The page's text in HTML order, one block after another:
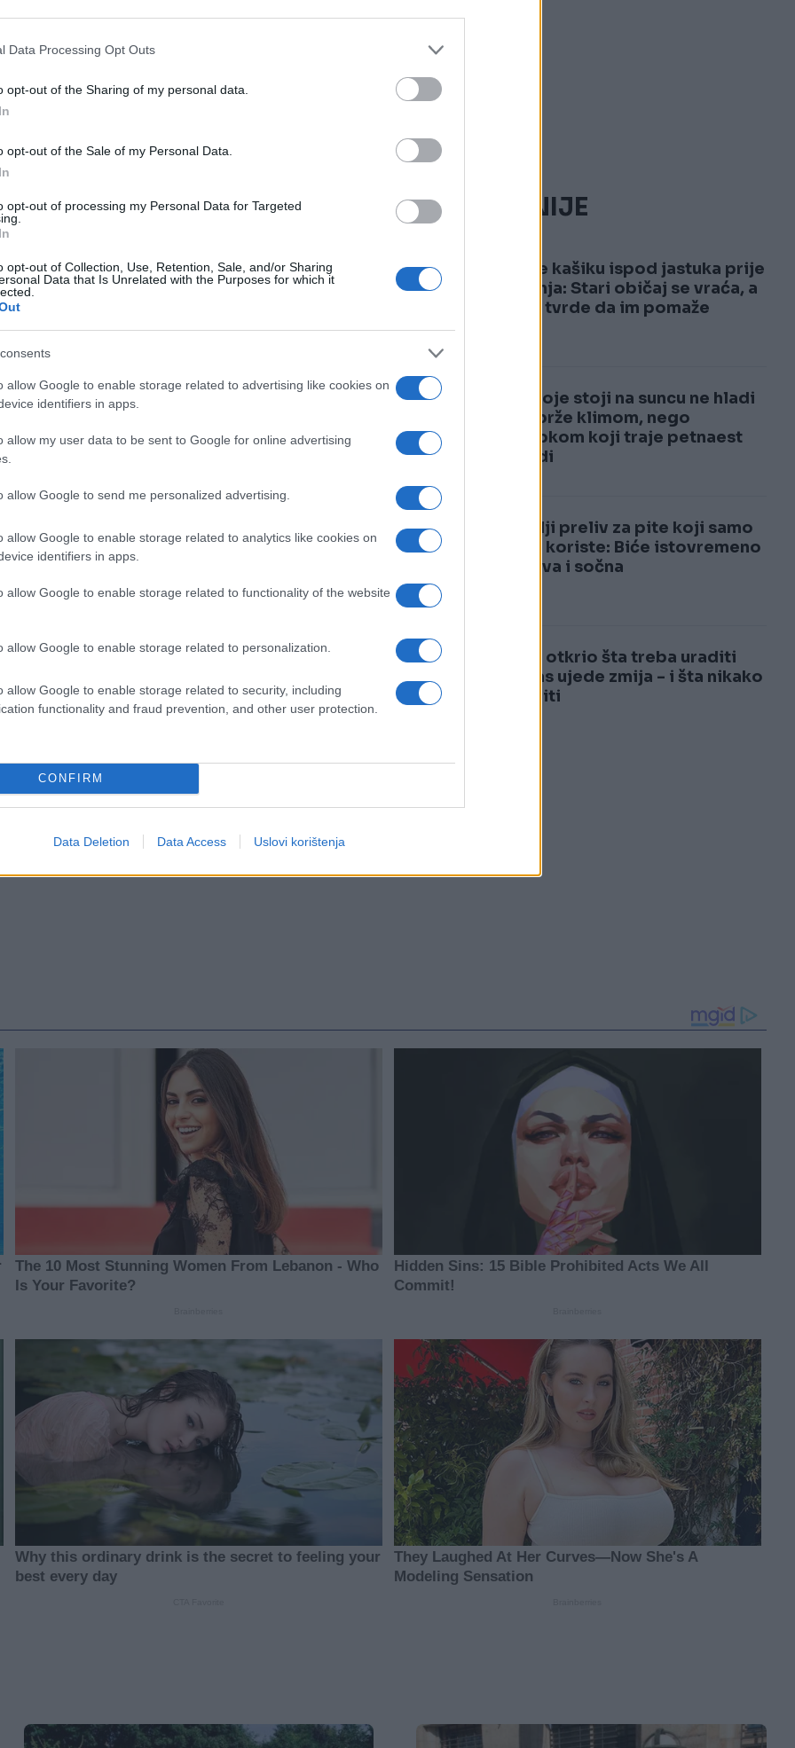
Data Processing Opt Outs
opt-out of the Sharing of my personal data.
opt-out of the Sale of my Personal Data.
opt-out of processing my Personal Data for Targeted
opt-out of Collection, Use, Retention, Sale, and/or Sharing
Data that Is Unrelated with the Purposes for which it
allow Google to enable storage related to advertising like cookies on
identifiers in apps.
allow my user data to be sent to Google for online advertising
allow Google to send me personalized advertising.
allow Google to enable storage related to analytics like cookies on
identifiers in apps.
allow Google to enable storage related to functionality of the website
allow Google to enable storage related to personalization.
allow Google to enable storage related to security, including
functionality and fraud prevention, and other user protection.
CONFIRM
Data Deletion Data Access Uslovi korištenja
dodali ni zrno više. Zato pravi trenutak za
čist račun.
samu tjesteninu. Bez soli nema pravog al dente,
i pamti. So učvršćuje strukturu i pomaže
ona izvlači prirodan, blago zrnast ukus
sa komadićima čokolade, mala količina,
da se tjestenina ne lijepi i da se skuva
oko četiri litra vode na pola kilograma
biti jaka da ključanje ne popusti.
mijenja jeste sos. Ako pravite nešto što je već
smanjite so u vodi. U suprotnom
pojede.
Većina ljudi sipa svu vodu u sudoperu.
tečnost je ono što povezuje sos i tjesteninu u
pravo u šerpu sa sosom, dodate malo
na vatri. Sos se uhvati za svaku nit i klizne u
Ono napravi tanak sloj na tjestenini koji sos
dobijete masne niti po kojima sos klizi. Nema ulja
NAJČITANIJE
1
Stavite kašiku ispod jastuka prije
spavanja: Stari običaj se vraća, a
mnogi tvrde da im pomaže
2
Auto koje stoji na suncu ne hladi
se najbrže klimom, nego
postupkom koji traje petnaest
sekundi
3
Najbolji preliv za pite koji samo
pekari koriste: Biće istovremeno
i hrskava i sočna
4
Ljekar otkrio šta treba uraditi
ako vas ujede zmija - i šta nikako
ne raditi